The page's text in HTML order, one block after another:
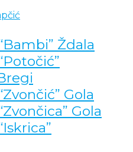
Ždala
Gola
Gola